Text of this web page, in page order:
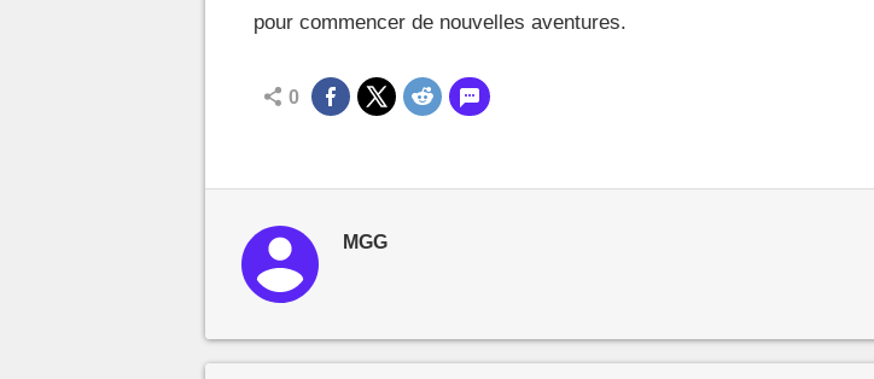
pour commencer de nouvelles aventures.
0
MGG